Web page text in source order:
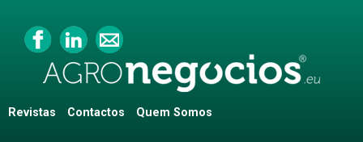
Revistas Contactos Quem Somos